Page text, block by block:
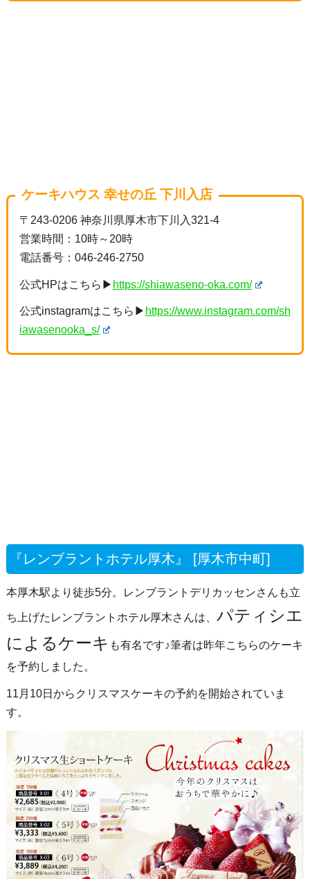
ケーキハウス 幸せの丘 下川入店
〒243-0206 神奈川県厚木市下川入321-4
営業時間：10時～20時
電話番号：046-246-2750
公式HPはこちら▶ https://shiawaseno-oka.com/
公式instagramはこちら▶ https://www.instagram.com/sh
iawasenooka_s/
『レンブラントホテル厚木』 [厚木市中町]
本厚木駅より徒歩5分。レンブラントデリカッセンさんも立
ち上げたレンブラントホテル厚木さんは、 パティシエ
によるケーキ も有名です♪筆者は昨年こちらのケーキ
を予約しました。
11月10日からクリスマスケーキの予約を開始されていま
す。